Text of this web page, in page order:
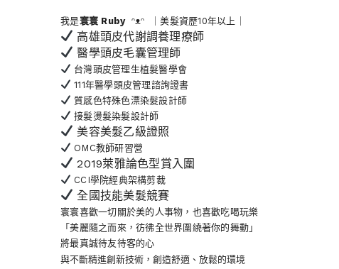
我是寰寰 Ruby ᵔᴥᵔ ｜美髮資歷10年以上｜
高雄頭皮代謝調養理療師
醫學頭皮毛囊管理師
台灣頭皮管理生植髮醫學會
111年醫學頭皮管理諮詢證書
質感色特殊色漂染髮設計師
接髮燙髮染髮設計師
美容美髮乙級證照
OMC教師研習營
2019萊雅論色型賞入圍
CCI學院經典架構剪裁
全國技能美髮競賽
寰寰喜歡一切關於美的人事物 ，也喜歡吃喝玩樂
「美麗隨之而來，彷彿全世界圍繞著你的舞動」
將最真誠待友待客的心
與不斷精進創新技術，創造舒適、放鬆的環境